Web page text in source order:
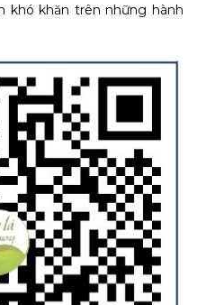
khó khăn trên những hành